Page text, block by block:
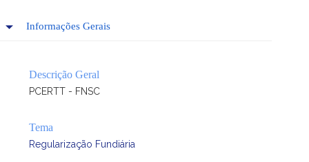
Informações Gerais
Descrição Geral
PCERTT - FNSC
Tema
Regularização Fundiária